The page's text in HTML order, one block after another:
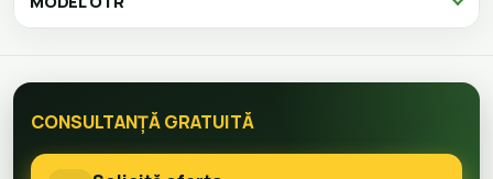
CONSULTANȚĂ GRATUITĂ